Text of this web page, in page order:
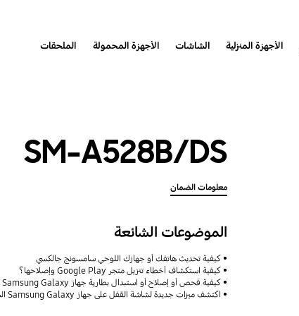
الأجهزة المنزلية الشاشات الأجهزة المحمولة الملحقات
SM-A528B/DS
معلومات الضمان
الموضوعات الشائعة
كيفية تحديث هاتفك أو جهازك اللوحي سامسونج جالكسي
كيفية استكشاف أخطاء تنزيل متجر Google Play وإصلاحها؟
كيفية فحص أو إصلاح أو استبدال بطارية جهاز Samsung Galaxy
اكتشف ميزات جديدة لشاشة القفل على جهاز Samsung Galaxy الخاص بك